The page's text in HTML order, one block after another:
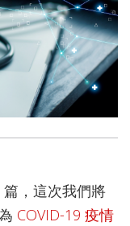
，這次我們將
COVID-19 疫情